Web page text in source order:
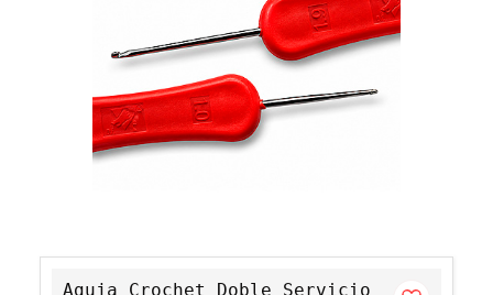
Aguja Crochet Doble Servicio